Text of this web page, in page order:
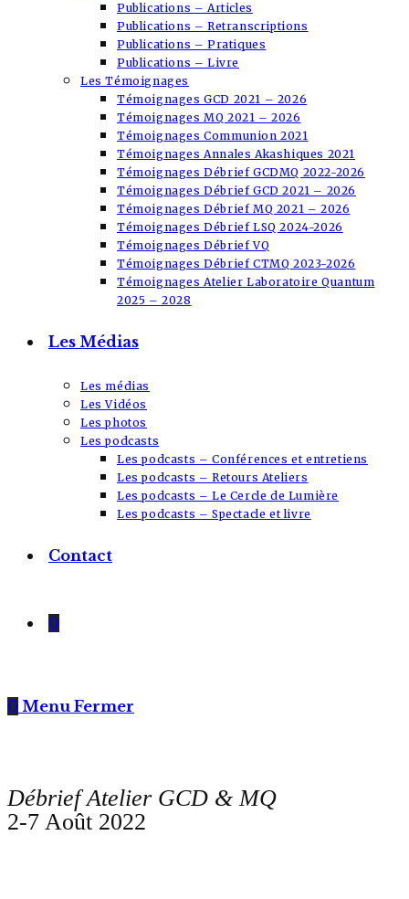
Publications – Articles
Publications – Retranscriptions
Publications – Pratiques
Publications – Livre
Les Témoignages
Témoignages GCD 2021 – 2026
Témoignages MQ 2021 – 2026
Témoignages Communion 2021
Témoignages Annales Akashiques 2021
Témoignages Débrief GCDMQ 2022-2026
Témoignages Débrief GCD 2021 – 2026
Témoignages Débrief MQ 2021 – 2026
Témoignages Débrief LSQ 2024-2026
Témoignages Débrief VQ
Témoignages Débrief CTMQ 2023-2026
Témoignages Atelier Laboratoire Quantum
2025 – 2028
Les Médias
Les médias
Les Vidéos
Les photos
Les podcasts
Les podcasts – Conférences et entretiens
Les podcasts – Retours Ateliers
Les podcasts – Le Cercle de Lumière
Les podcasts – Spectacle et livre
Contact
0
0 Menu Fermer
Débrief Atelier GCD & MQ
2-7 Août 2022